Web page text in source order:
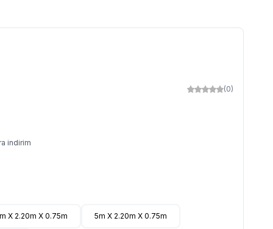
(0)
indirim
X 2.20m X 0.75m 5m X 2.20m X 0.75m